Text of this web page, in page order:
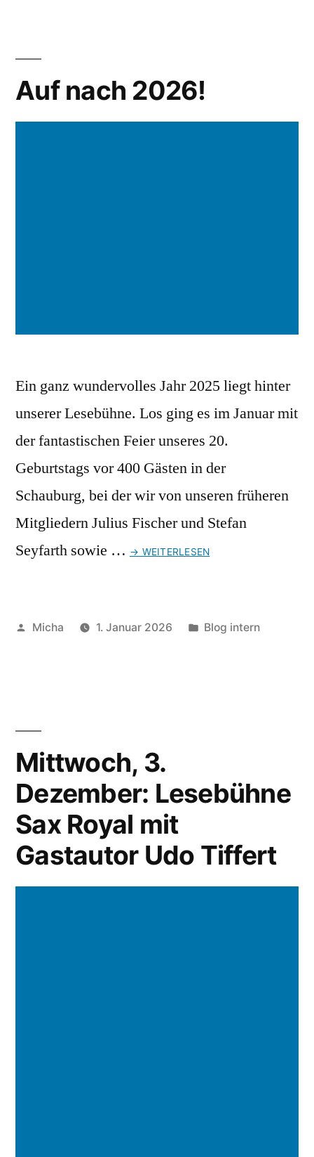
Auf nach 2026!
Ein ganz wundervolles Jahr 2025 liegt hinter
unserer Lesebühne. Los ging es im Januar mit
der fantastischen Feier unseres 20.
Geburtstags vor 400 Gästen in der
Schauburg, bei der wir von unseren früheren
Mitgliedern Julius Fischer und Stefan
Seyfarth sowie … → WEITERLESEN
Veröffentlicht
Micha 1. Januar 2026
Veröffentlicht
Blog intern
Mittwoch, 3.
Dezember: Lesebühne
Sax Royal mit
Gastautor Udo Tiffert